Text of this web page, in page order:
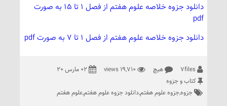
دانلود جزوه خلاصه علوم هفتم از فصل 1 تا 15 به صورت
pdf
دانلود جزوه خلاصه علوم هفتم از فصل 1 تا 7 به صورت pdf
7files هیچ
02 مارس 20
کتاب و جزوه
جزوه,جزوه علوم هفتم,دانلود جزوه علوم هفتم,علوم هفتم